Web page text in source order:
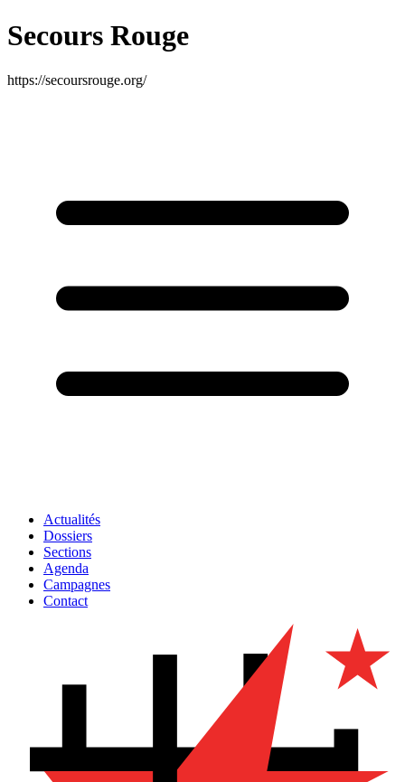
Secours Rouge
https://secoursrouge.org/
Actualités
Dossiers
Sections
Agenda
Campagnes
Contact